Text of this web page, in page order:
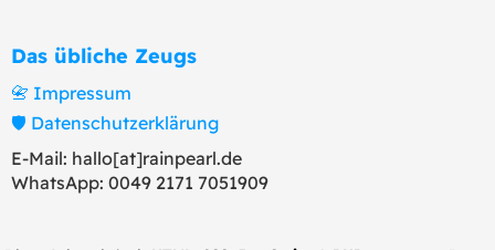
Das übliche Zeugs
📇 Impressum
🛡️ Datenschutzerklärung
E-Mail: hallo[at]rainpearl.de
WhatsApp: 0049 2171 7051909